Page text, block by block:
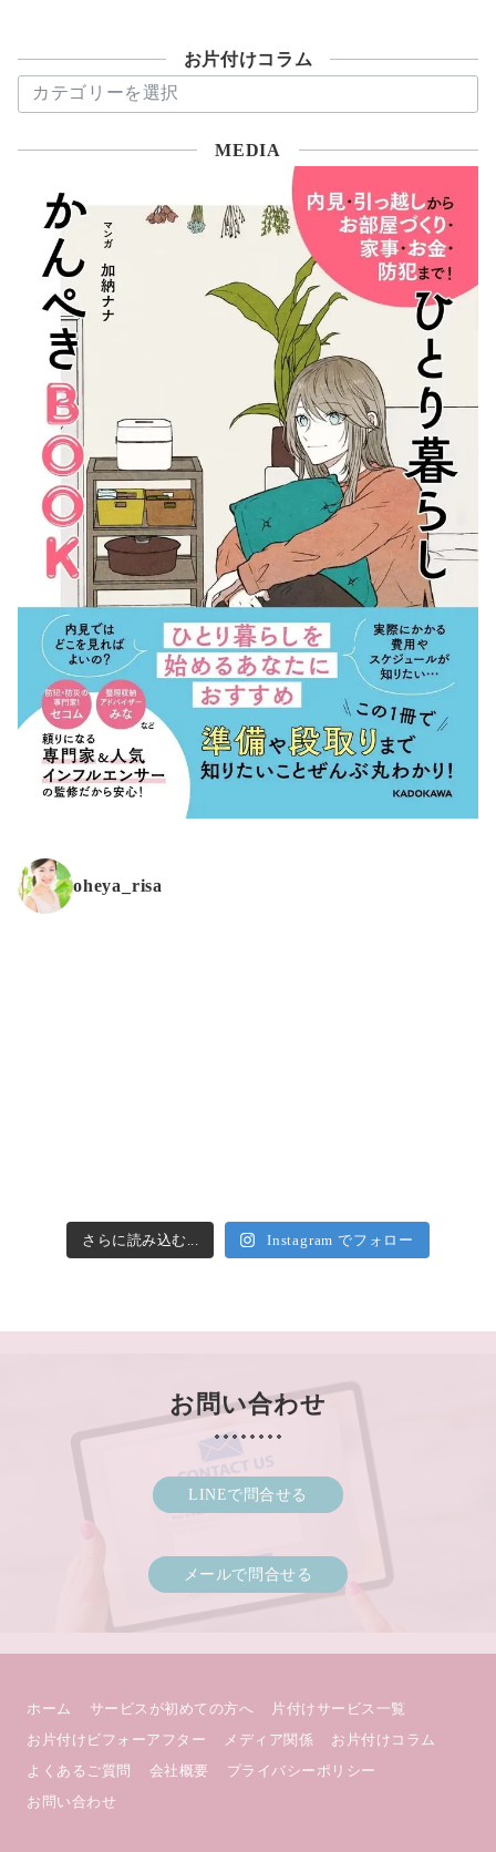
お片付けコラム
片
MEDIA
oheya_risa
さらに読み込む... Instagram でフォロー
お問い合わせ
LINEで問合せる
メールで問合せる
ホーム サービスが初めての方へ
片付けサービス一覧
お片付けビフォーアフター
メディア関係
お片付けコラム
よくあるご質問
会社概要
プライバシーポリシー
お問い合わせ